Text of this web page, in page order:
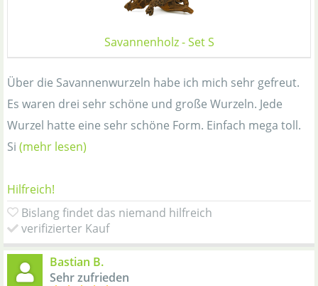
Savannenholz - Set S
Über die Savannenwurzeln habe ich mich sehr gefreut.
Es waren drei sehr schöne und große Wurzeln. Jede
Wurzel hatte eine sehr schöne Form. Einfach mega toll.
Si (mehr lesen)
Hilfreich!
Bislang findet das niemand hilfreich
verifizierter Kauf
Bastian B.
Sehr zufrieden